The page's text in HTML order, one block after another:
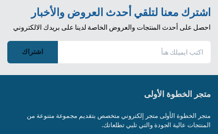
اشترك معنا لتلقي أحدث العروض والأخبار
احصل على أحدث المنتجات والعروض الخاصة لدينا على بريدك الالكتروني
اشتراك
متجر الخطوة الأولى
متجر الخطوة الأولى متجر إلكتروني متخصص بتقديم مجموعة متنوعة من
المنتجات عالية الجودة والتي تلبي تطلعاتك.